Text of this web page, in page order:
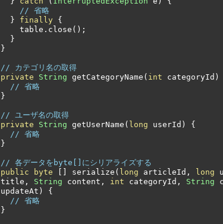
// 省略
}
finally
{
    table
. close ();
}
}
// カテゴリ名の取得
private
String getCategoryName ( int categoryId )
// 省略
}
// ユーザ名の取得
private
String getUserName ( long userId )
{
// 省略
}
// 各データをbyte[]にシリアライズする
public
byte serialize ( long articleId , long
title , String content , int categoryId , String
updateAt )
{
// 省略
}